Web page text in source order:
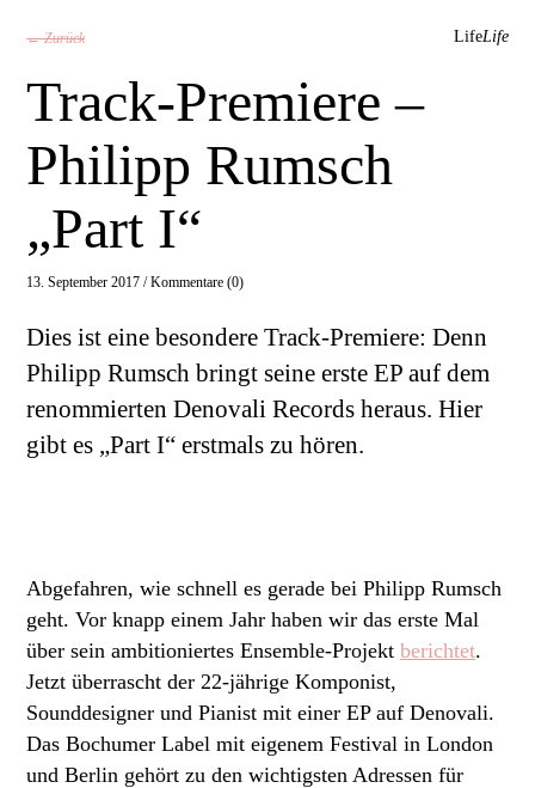
← Zurück LifeLife
Track-Premiere –
Philipp Rumsch
„Part I“
13. September 2017 /Kommentare (0)
Dies ist eine besondere Track-Premiere: Denn
Philipp Rumsch bringt seine erste EP auf dem
renommierten Denovali Records heraus. Hier
gibt es „Part I“ erstmals zu hören.
Abgefahren, wie schnell es gerade bei Philipp Rumsch
geht. Vor knapp einem Jahr haben wir das erste Mal
über sein ambitioniertes Ensemble-Projekt berichtet.
Jetzt überrascht der 22-jährige Komponist,
Sounddesigner und Pianist mit einer EP auf Denovali.
Das Bochumer Label mit eigenem Festival in London
und Berlin gehört zu den wichtigsten Adressen für